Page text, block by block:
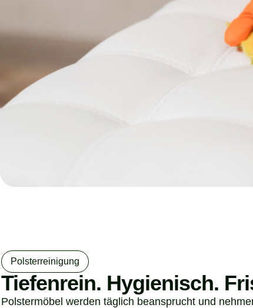
Polsterreinigung​
Tiefenrein. Hygienisch.
Polstermöbel werden täglich beansprucht und